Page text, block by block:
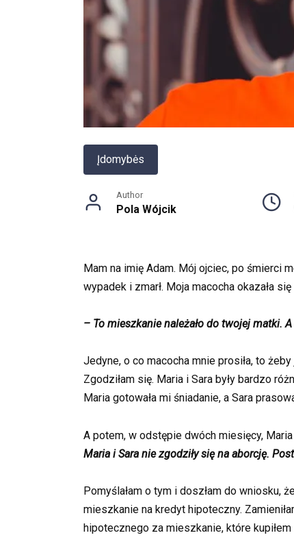
Įdomybės
Author
Pola Wójcik
Mam na imię Adam. Mój ojciec, po śmierci
wypadek i zmarł. Moja macocha okazała
– To mieszkanie należało do twojej matki.
Jedyne, o co macocha mnie prosiła, to
Zgodziłam się. Maria i Sara były bardzo
Maria gotowała mi śniadanie, a Sara
A potem, w odstępie dwóch miesięcy,
Maria i Sara nie zgodziły się na aborcję.
Pomyślałam o tym i doszłam do wniosku,
mieszkanie na kredyt hipoteczny.
hipotecznego za mieszkanie, które